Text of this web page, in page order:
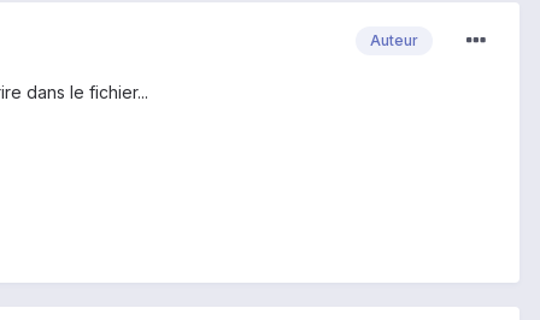
Auteur
dans le fichier...